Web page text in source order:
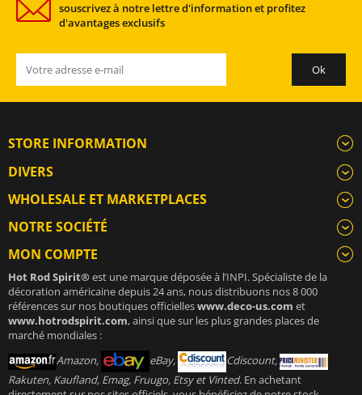
souscrivez à notre lettre d'information et profitez
d'avantages exclusifs
STORE INFORMATION
DIVERS
WHOLESALE ET MARKETPLACES
NOTRE SOCIÉTÉ
MON COMPTE
Hot Rod Spirit®est une marque déposée à l’INPI. Spécialiste de la
décoration américaine depuis 24 ans, nous distribuons nos 8 000
références sur nos boutiques officielleswww.deco-us.com et
www.hotrodspirit.com, ainsi que sur les plus grandes places de
marché mondiales :
Amazon,
eBay,
Cdiscount,
Rakuten, Kaufland, Emag, Fruugo, Etsy et Vinted. En achetant